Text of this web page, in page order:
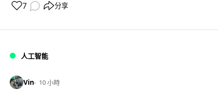
7 分享
人工智能
Vin 10 小時